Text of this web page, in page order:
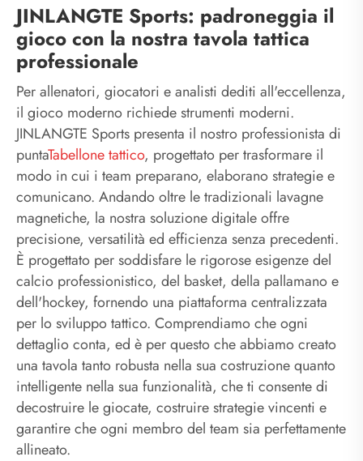
JINLANGTE Sports: padroneggia il
gioco con la nostra tavola tattica
professionale
Per allenatori, giocatori e analisti dediti all'eccellenza,
il gioco moderno richiede strumenti moderni.
JINLANGTE Sports presenta il nostro professionista di
puntaTabellone tattico, progettato per trasformare il
modo in cui i team preparano, elaborano strategie e
comunicano. Andando oltre le tradizionali lavagne
magnetiche, la nostra soluzione digitale offre
precisione, versatilità ed efficienza senza precedenti.
È progettato per soddisfare le rigorose esigenze del
calcio professionistico, del basket, della pallamano e
dell'hockey, fornendo una piattaforma centralizzata
per lo sviluppo tattico. Comprendiamo che ogni
dettaglio conta, ed è per questo che abbiamo creato
una tavola tanto robusta nella sua costruzione quanto
intelligente nella sua funzionalità, che ti consente di
decostruire le giocate, costruire strategie vincenti e
garantire che ogni membro del team sia perfettamente
allineato.